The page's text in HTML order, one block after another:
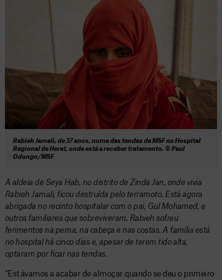
Rabieh Jamali, de 37 anos, numa das tendas da MSF no Hospital
Regional de Herat, onde está a receber tratamento. © Paul
Odongo/MSF
A aldeia de Seya Hab, no distrito de Zinda Jan, onde vivia
Rabieh Jamali, ficou destruída pelo terramoto. Está agora
abrigada no recinto hospitalar com o pai, Gul Mohamed, e
outros familiares que sobreviveram. Rabieh sofreu
ferimentos na perna, na cabeça e nas costas. A família está
no hospital há cinco dias e, apesar de terem tido alta,
optaram por ficar nas tendas.
“Estávamos a acabar de almoçar quando se deu o primeiro